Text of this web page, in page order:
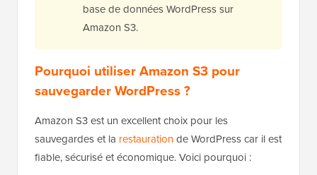
base de données WordPress sur
Amazon S3.
Pourquoi utiliser Amazon S3 pour
sauvegarder WordPress ?
Amazon S3 est un excellent choix pour les
sauvegardes et la restaurationde WordPress car il est
fiable, sécurisé et économique. Voici pourquoi :